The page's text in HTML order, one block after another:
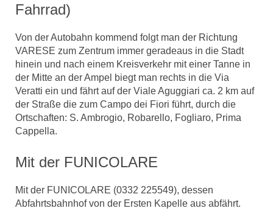
Fahrrad)
Von der Autobahn kommend folgt man der Richtung
VARESE zum Zentrum immer geradeaus in die Stadt
hinein und nach einem Kreisverkehr mit einer Tanne in
der Mitte an der Ampel biegt man rechts in die Via
Veratti ein und fährt auf der Viale Aguggiari ca. 2 km auf
der Straße die zum Campo dei Fiori führt, durch die
Ortschaften: S. Ambrogio, Robarello, Fogliaro, Prima
Cappella.
Mit der FUNICOLARE
Mit der FUNICOLARE (0332 225549), dessen
Abfahrtsbahnhof von der Ersten Kapelle aus abfährt.